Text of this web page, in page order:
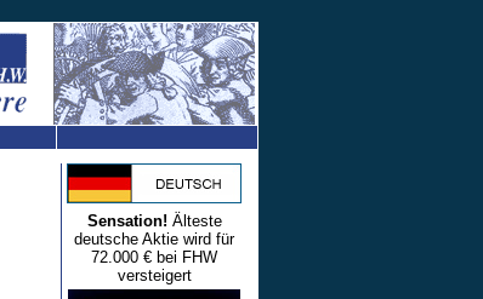
Sensation! Älteste
deutsche Aktie wird für
72.000 € bei FHW
versteigert